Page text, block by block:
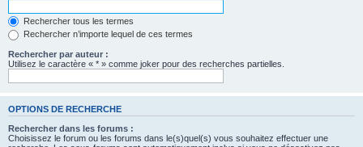
Rechercher tous les termes
Rechercher n’importe lequel de ces termes
Rechercher par auteur :
Utilisez le caractère « * » comme joker pour des recherches partielles.
OPTIONS DE RECHERCHE
Rechercher dans les forums :
Choisissez le forum ou les forums dans le(s)quel(s) vous souhaitez effectuer une